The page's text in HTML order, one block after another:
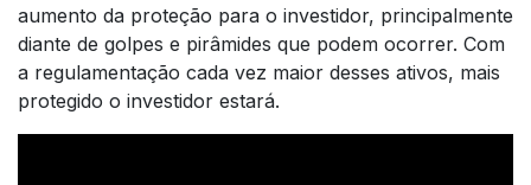
aumento da proteção para o investidor, principalmente
diante de golpes e pirâmides que podem ocorrer. Com
a regulamentação cada vez maior desses ativos, mais
protegido o investidor estará.